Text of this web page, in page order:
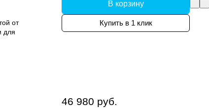
от
для
В корзину
Купить в 1 клик
46 980 руб.